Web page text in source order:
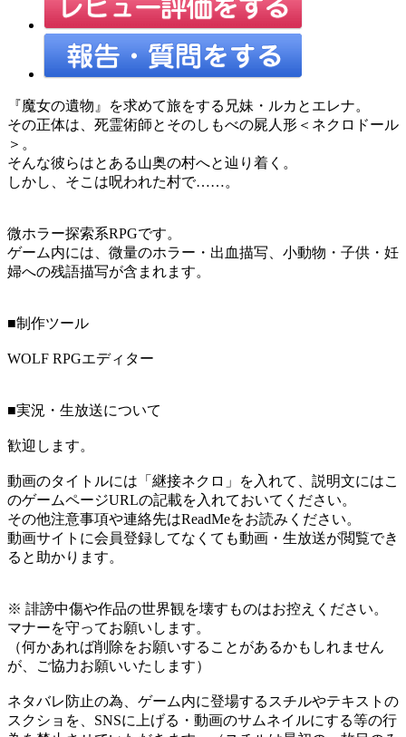
『魔女の遺物』を求めて旅をする兄妹・ルカとエレナ。
その正体は、死霊術師とそのしもべの屍人形＜ネクロドール
＞。
そんな彼らはとある山奥の村へと辿り着く。
しかし、そこは呪われた村で……。
微ホラー探索系RPGです。
ゲーム内には、微量のホラー・出血描写、小動物・子供・妊
婦への残語描写が含まれます。
■制作ツール
WOLF RPGエディター
■実況・生放送について
歓迎します。
動画のタイトルには「継接ネクロ」を入れて、説明文にはこ
のゲームページURLの記載を入れておいてください。
その他注意事項や連絡先はReadMeをお読みください。
動画サイトに会員登録してなくても動画・生放送が閲覧でき
ると助かります。
※ 誹謗中傷や作品の世界観を壊すものはお控えください。
マナーを守ってお願いします。
（何かあれば削除をお願いすることがあるかもしれません
が、ご協力お願いいたします）
ネタバレ防止の為、ゲーム内に登場するスチルやテキストの
スクショを、SNSに上げる・動画のサムネイルにする等の行